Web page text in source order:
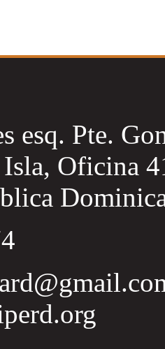
esq. Pte.
Oficina